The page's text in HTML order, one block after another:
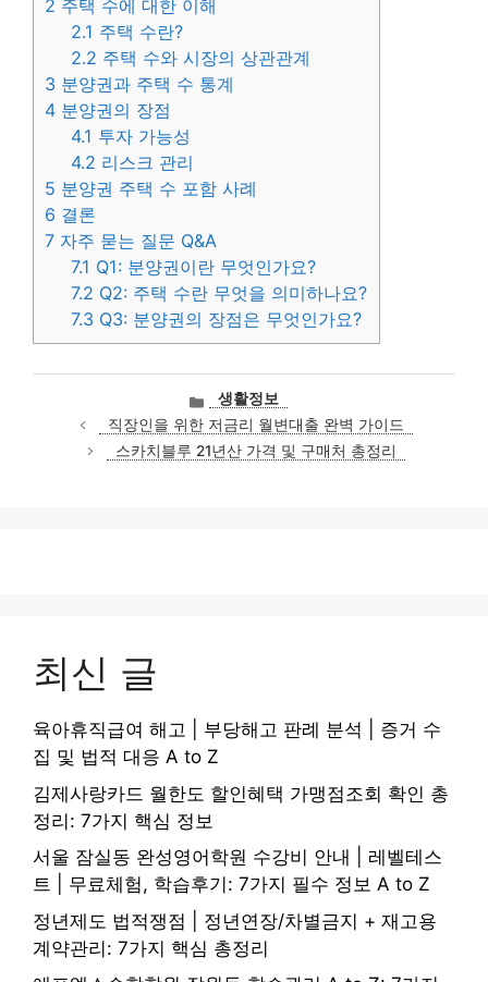
2 주택 수에 대한 이해
2.1 주택 수란?
2.2 주택 수와 시장의 상관관계
3 분양권과 주택 수 통계
4 분양권의 장점
4.1 투자 가능성
4.2 리스크 관리
5 분양권 주택 수 포함 사례
6 결론
7 자주 묻는 질문 Q&A
7.1 Q1: 분양권이란 무엇인가요?
7.2 Q2: 주택 수란 무엇을 의미하나요?
7.3 Q3: 분양권의 장점은 무엇인가요?
카
테
고
리
생활정보
직장인을 위한 저금리 월변대출 완벽 가이드
스카치블루 21년산 가격 및 구매처 총정리
최신 글
육아휴직급여 해고 | 부당해고 판례 분석 | 증거 수
집 및 법적 대응 A to Z
김제사랑카드 월한도 할인혜택 가맹점조회 확인 총
정리: 7가지 핵심 정보
서울 잠실동 완성영어학원 수강비 안내 | 레벨테스
트 | 무료체험, 학습후기: 7가지 필수 정보 A to Z
정년제도 법적쟁점 | 정년연장/차별금지 + 재고용
계약관리: 7가지 핵심 총정리